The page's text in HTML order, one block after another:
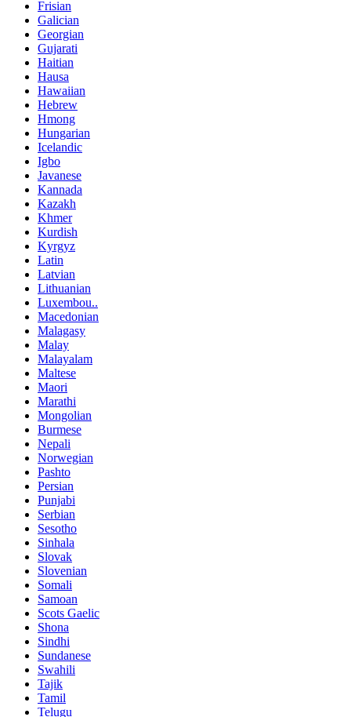
Frisian
Galician
Georgian
Gujarati
Haitian
Hausa
Hawaiian
Hebrew
Hmong
Hungarian
Icelandic
Igbo
Javanese
Kannada
Kazakh
Khmer
Kurdish
Kyrgyz
Latin
Latvian
Lithuanian
Luxembou..
Macedonian
Malagasy
Malay
Malayalam
Maltese
Maori
Marathi
Mongolian
Burmese
Nepali
Norwegian
Pashto
Persian
Punjabi
Serbian
Sesotho
Sinhala
Slovak
Slovenian
Somali
Samoan
Scots Gaelic
Shona
Sindhi
Sundanese
Swahili
Tajik
Tamil
Telugu